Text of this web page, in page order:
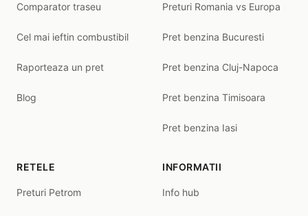
Comparator traseu
Cel mai ieftin combustibil
Raporteaza un pret
Blog
Preturi Romania vs Europa
Pret benzina Bucuresti
Pret benzina Cluj-Napoca
Pret benzina Timisoara
Pret benzina Iasi
RETELE
Preturi Petrom
INFORMATII
Info hub